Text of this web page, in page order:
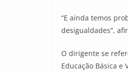
“E ainda temos
desigualdades”,
O dirigente se
Educação Básica